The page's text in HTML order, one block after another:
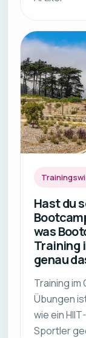
Hast du
was
Training
genau
Training
Übungen
wie ein
Sportler